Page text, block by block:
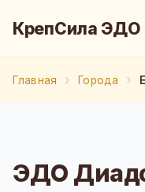
КрепСила ЭДО
Главная Города
ЭДО